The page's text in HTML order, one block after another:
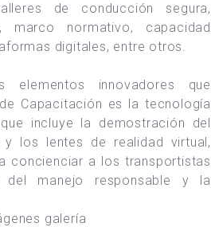
de conducción segura,
marco normativo, capacidad
digitales, entre otros.
innovadores que
Capacitación es la tecnología
incluye la demostración del
y los lentes de realidad virtual,
concienciar a los transportistas
del manejo responsable y la
galería